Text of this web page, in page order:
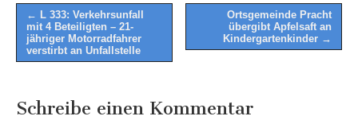
Post
navigation
← L 333: Verkehrsunfall
mit 4 Beteiligten – 21-
jähriger Motorradfahrer
verstirbt an Unfallstelle
Ortsgemeinde Pracht
übergibt Apfelsaft an
Kindergartenkinder →
Schreibe einen Kommentar